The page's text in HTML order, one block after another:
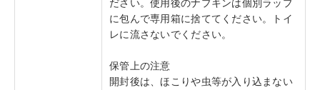
ださい。使用後のナプキンは個別ラップ
に包んで専用箱に捨ててください。トイ
レに流さないでください。
保管上の注意
開封後は、ほこりや虫等が入り込まない